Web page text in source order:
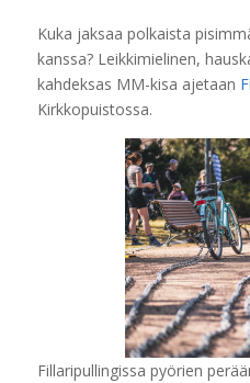
Kuka jaksaa polkaista
kanssa? Leikkimielinen,
kahdeksas MM-kisa ajetaan
Kirkkopuistossa.
Fillaripullingissa pyörien